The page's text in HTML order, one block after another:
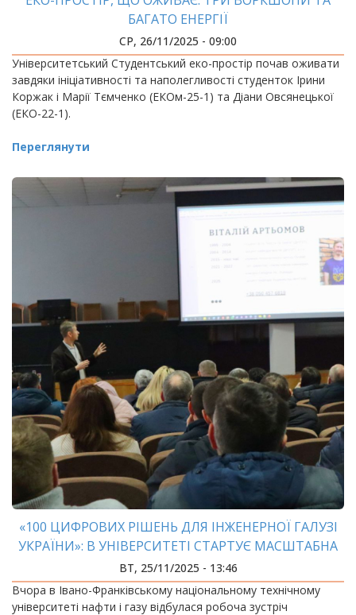
БАГАТО ЕНЕРГІЇ
СР, 26/11/2025 - 09:00
Університетський Студентський еко-простір почав оживати
завдяки ініціативності та наполегливості студенток Ірини
Коржак і Марії Тємченко (ЕКОм-25-1) та Діани Овсянецької
(ЕКО-22-1).
Переглянути
«100 ЦИФРОВИХ РІШЕНЬ ДЛЯ ІНЖЕНЕРНОЇ ГАЛУЗІ
УКРАЇНИ»: В УНІВЕРСИТЕТІ СТАРТУЄ МАСШТАБНА
ІНІЦІАТИВА
ВТ, 25/11/2025 - 13:46
Вчора в Івано-Франківському національному технічному
університеті нафти і газу відбулася робоча зустріч